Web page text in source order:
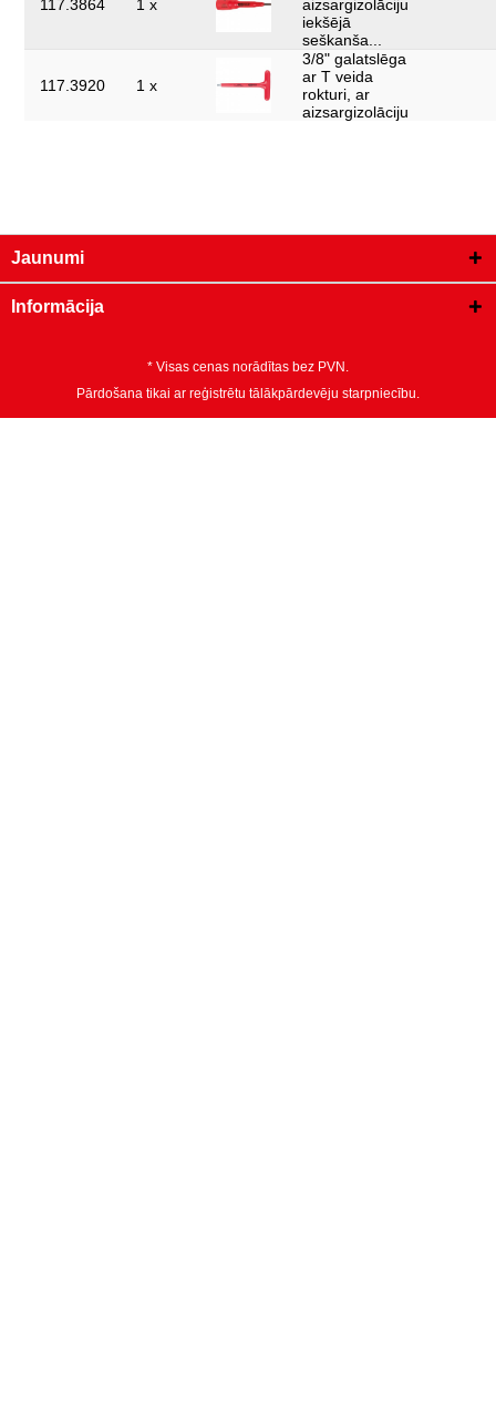
117.3864 1 x
aizsargizolāciju
iekšējā
seškanša...
117.3920 1 x
3/8" galatslēga
ar T veida
rokturi, ar
aizsargizolāciju
Jaunumi
Informācija
* Visas cenas norādītas bez PVN.
Pārdošana tikai ar reģistrētu tālākpārdevēju starpniecību.